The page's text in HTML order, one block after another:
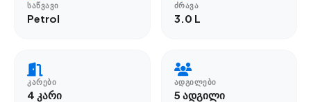
ᲡᲐᲬᲕᲐᲕᲘ
Petrol
ᲫᲠᲐᲕᲐ
3.0 L
ᲙᲐᲠᲔᲑᲘ
4 კარი
ᲐᲓᲒᲘᲚᲔᲑᲘ
5 ადგილი